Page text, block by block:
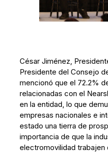
César Jiménez,
Presidente del Consejo
mencionó que el 72.2%
relacionadas con el
en la entidad, lo que
empresas nacionales e
estado una tierra de
importancia de que la
electromovilidad trabajen